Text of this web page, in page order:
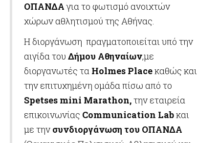
ΟΠΑΝΔΑγια το φωτισμό ανοιχτών
χώρων αθλητισμού της Αθήνας.
Η διοργάνωση πραγματοποιείται υπό την
αιγίδα του Δήμου Αθηναίων,με
διοργανωτές τα Holmes Placeκαθώς και
την επιτυχημένη ομάδα πίσω από το
Spetses mini Marathon,την εταιρεία
επικοινωνίας Communication Labκαι
με την συνδιοργάνωση του ΟΠΑΝΔΑ